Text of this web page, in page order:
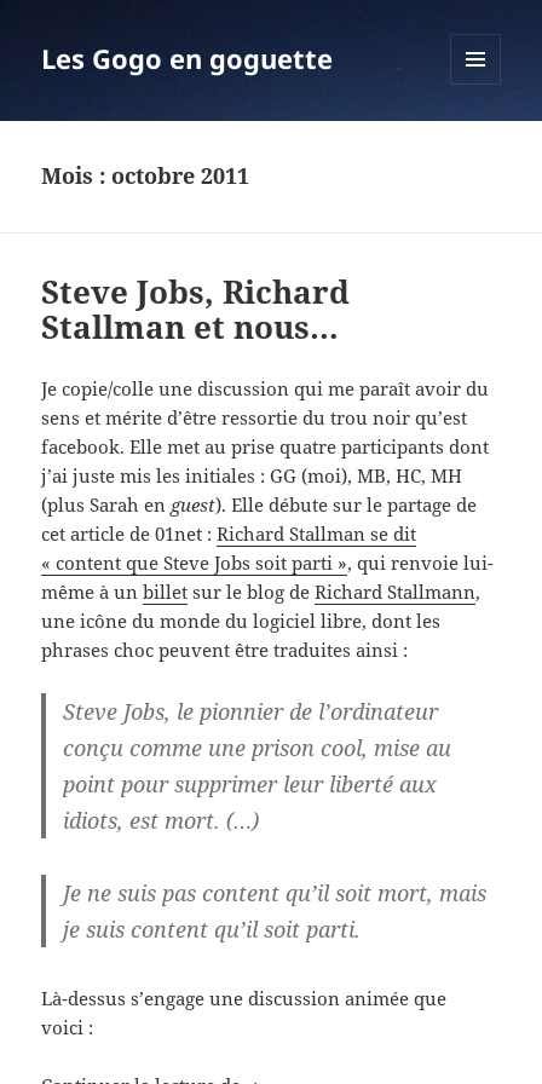
Les Gogo en goguette
Mois :octobre 2011
Steve Jobs, Richard
Stallman et nous…
Je copie/colle une discussion qui me paraît avoir du
sens et mérite d’être ressortie du trou noir qu’est
facebook. Elle met au prise quatre participants dont
j’ai juste mis les initiales : GG (moi), MB, HC, MH
(plus Sarah en guest). Elle débute sur le partage de
cet article de 01net :Richard Stallman se dit
« content que Steve Jobs soit parti », qui renvoie lui-
même à unbillet sur le blog deRichard Stallmann,
une icône du monde du logiciel libre, dont les
phrases choc peuvent être traduites ainsi :
Steve Jobs, le pionnier de l’ordinateur
conçu comme une prison cool, mise au
point pour supprimer leur liberté aux
idiots, est mort. (…)
Je ne suis pas content qu’il soit mort, mais
je suis content qu’il soit parti.
Là-dessus s’engage une discussion animée que
voici :